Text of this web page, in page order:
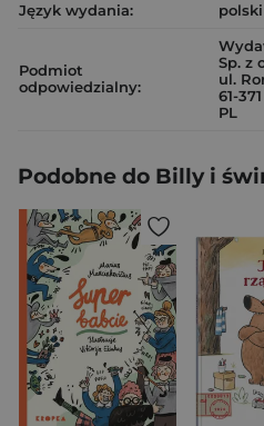
Język wydania:
polski
Podmiot
odpowiedzialny:
Sp. z
ul.
61-
PL
Podobne do Billy i